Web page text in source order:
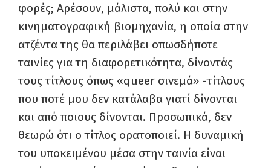
φορές; Αρέσουν, μάλιστα, πολύ και στην
κινηματογραφική βιομηχανία, η οποία στην
ατζέντα της θα περιλάβει οπωσδήποτε
ταινίες για τη διαφορετικότητα, δίνοντάς
τους τίτλους όπως «queer σινεμά» -τίτλους
που ποτέ μου δεν κατάλαβα γιατί δίνονται
και από ποιους δίνονται. Προσωπικά, δεν
θεωρώ ότι ο τίτλος ορατοποιεί. Η δυναμική
του υποκειμένου μέσα στην ταινία είναι